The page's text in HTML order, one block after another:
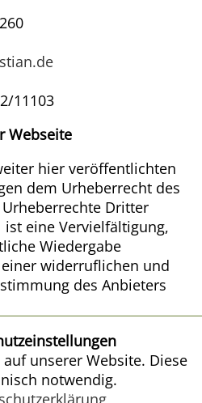
unserer Website. Diese
notwendig.
11103
Webseite
hier veröffentlichten
dem Urheberrecht des
Dritter
eine Vervielfältigung,
Wiedergabe
widerruflichen und
des Anbieters
Annaberg-Buchholz